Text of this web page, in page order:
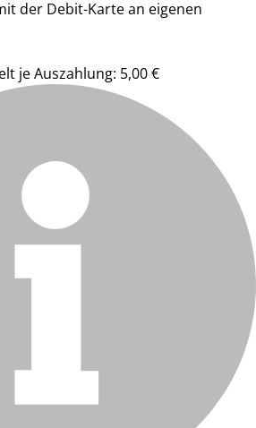
der Debit-Karte an eigenen
je Auszahlung: 5,00 €